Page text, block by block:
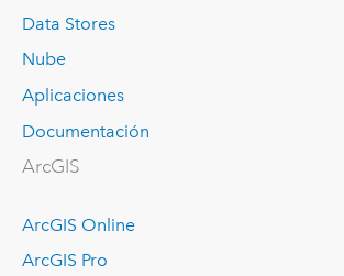
Data Stores
Nube
Aplicaciones
Documentación
ArcGIS
ArcGIS Online
ArcGIS Pro